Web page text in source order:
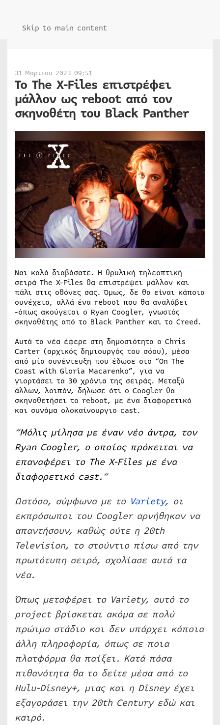
Skip to main content
31 Μαρτίου 2023 09:51
Το The X-Files επιστρέφει
μάλλον ως reboot από τον
σκηνοθέτη του Black Panther
Ναι καλά διαβάσατε. Η θρυλική τηλεοπτική
σειρά The X-Files θα επιστρέψει μάλλον και
πάλι στις οθόνες σας. Όμως, δε θα είναι κάποια
συνέχεια, αλλά ένα reboot που θα αναλάβει
-όπως ακούγεται ο Ryan Coogler, γνωστός
σκηνοθέτης από το Black Panther και το Creed.
Αυτά τα νέα έφερε στη δημοσιότητα ο Chris
Carter (αρχικός δημιουργός του σόου), μέσα
από μία συνέντευξη που έδωσε στο “On The
Coast with Gloria Macarenko”, για να
γιορτάσει τα 30 χρόνια της σειράς. Μεταξύ
άλλων, λοιπόν, δήλωσε ότι ο Coogler θα
σκηνοθετήσει το reboot, με ένα διαφορετικό
και συνάμα ολοκαίνουργιο cast.
“Μόλις μίλησα με έναν νέο άντρα, τον
Ryan Coogler, ο οποίος πρόκειται να
επαναφέρει το The X-Files με ένα
διαφορετικό cast.“
Ωστόσο, σύμφωνα με το Variety, οι
εκπρόσωποι του Coogler αρνήθηκαν να
απαντήσουν, καθώς ούτε η 20th
Television, το στούντιο πίσω από την
πρωτότυπη σειρά, σχολίασε αυτά τα
νέα.
Όπως μεταφέρει το Variety, αυτό το
project βρίσκεται ακόμα σε πολύ
πρώιμο στάδιο και δεν υπάρχει κάποια
άλλη πληροφορία, όπως σε ποια
πλατφόρμα θα παίξει. Κατά πάσα
πιθανότητα θα το δείτε μέσα από το
Hulu-Disney+, μιας και η Disney έχει
εξαγοράσει την 20th Century εδώ και
καιρό.